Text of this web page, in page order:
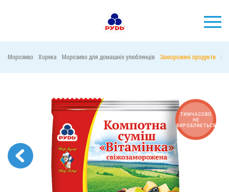
КОМПАНІЯ
СПОЖИВАЧАМ
АКЦІЇ
ПРЕС-ЦЕНТР
ХОРЕКА
Морозиво Хорека Морозиво для домашніх улюбленців Заморожені продукти
ТИМЧАСОВО
НЕ
ВИРОБЛЯЄТЬСЯ